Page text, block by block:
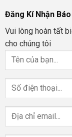
Đăng Kí Nhận Báo
Vui lòng hoàn tất
cho chúng tôi